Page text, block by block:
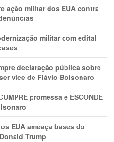
ação militar dos EUA contra
militar com edital
declaração pública sobre
vice de Flávio Bolsonaro
promessa e ESCONDE
EUA ameaça bases do
Trump